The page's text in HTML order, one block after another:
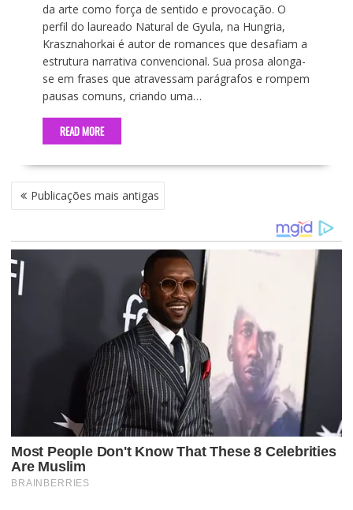
da arte como força de sentido e provocação. O
perfil do laureado Natural de Gyula, na Hungria,
Krasznahorkai é autor de romances que desafiam a
estrutura narrativa convencional. Sua prosa alonga-
se em frases que atravessam parágrafos e rompem
pausas comuns, criando uma…
READ MORE
N
A
E
G
A
Ç
S
T
S
Publicações mais antigas